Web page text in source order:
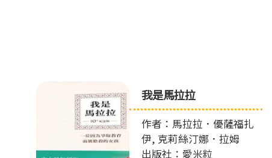
我是馬拉拉
作者：馬拉拉．優薩福扎
伊, 克莉絲汀娜．拉姆
出版社：愛米粒